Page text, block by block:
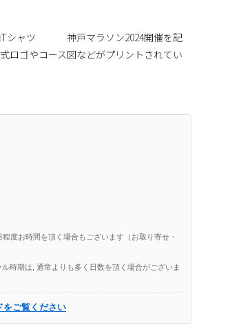
袖Tシャツ 神戸マラソン2024開催を記
ロゴやコース図などがプリントされてい
度お時間を頂く場合もございます（お取り寄せ・
時期は, 通常よりも多く日数を頂く場合がございま
をご覧ください